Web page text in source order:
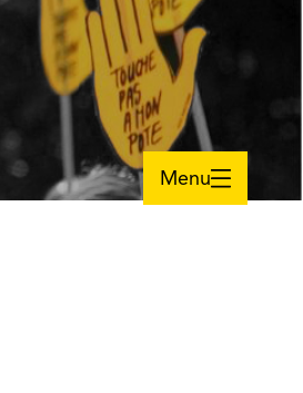
Menu